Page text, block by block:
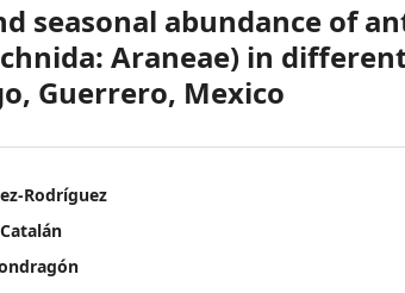
seasonal abundance of
Araneae) in
Guerrero, Mexico
Rodríguez